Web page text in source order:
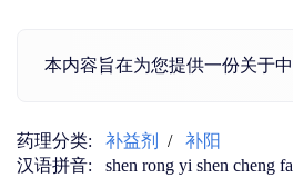
本内容旨在为您提供一份关于
药理分类: 补益剂 /
补阳
汉语拼音:
shen rong yi shen cheng